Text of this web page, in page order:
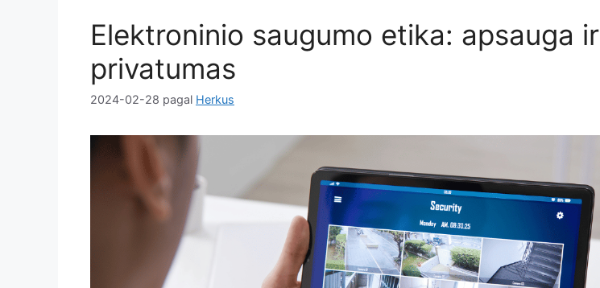
Elektroninio saugumo etika: apsauga ir
privatumas
2024-02-28 pagal Herkus